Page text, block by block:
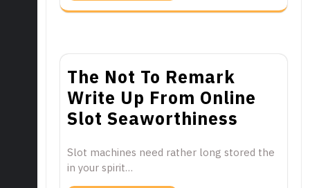
The Not To Remark
Write Up From Online
Slot Seaworthiness
Slot machines need rather long stored the
in your spirit…